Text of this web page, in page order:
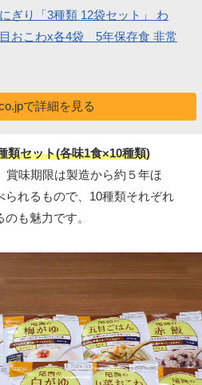
ぎり「3種類 12袋セット」 わ
おこわx各4袋 5年保存食 非常
で詳細を見る
類セット(各味1食×10種類)
賞味期限は製造から約５年ほ
られるもので、10種類それぞれ
も魅力です。